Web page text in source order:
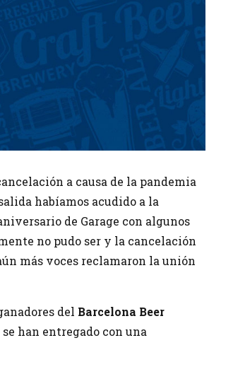
a causa de la pandemia
habíamos acudido a la
de Garage con algunos
no pudo ser y la cancelación
más voces reclamaron la unión
del Barcelona Beer
han entregado con una